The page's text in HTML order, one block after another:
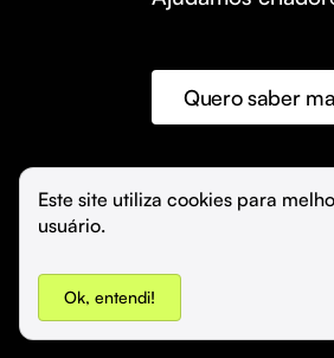
Quero saber
©️ Hubla Tecnologia
Este site utiliza cookies para
usuário.
Ok, entendi!